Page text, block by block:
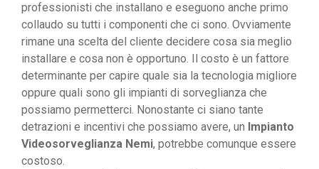
professionisti che installano e eseguono anche primo
collaudo su tutti i componenti che ci sono. Ovviamente
rimane una scelta del cliente decidere cosa sia meglio
installare e cosa non è opportuno. Il costo è un fattore
determinante per capire quale sia la tecnologia migliore
oppure quali sono gli impianti di sorveglianza che
possiamo permetterci. Nonostante ci siano tante
detrazioni e incentivi che possiamo avere, un Impianto
Videosorveglianza Nemi, potrebbe comunque essere
costoso.